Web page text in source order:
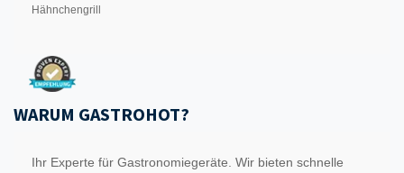
Hähnchengrill
WARUM GASTROHOT?
Ihr Experte für Gastronomiegeräte. Wir bieten schnelle